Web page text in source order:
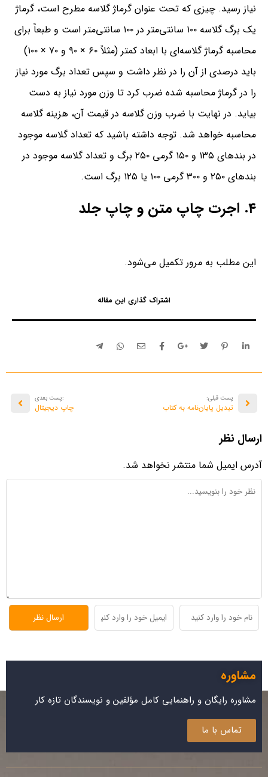
نیاز رسید. چیزی که تحت عنوان گرماژ گلاسه مطرح است، گرماژ
یک برگ گلاسه ۱۰۰ سانتی‌متر در ۱۰۰ سانتی‌متر است و طبعاً‌ برای
محاسبه گرماژ گلاسه‌ای با ابعاد کمتر (مثلاً ۶۰ × ۹۰ و ۷۰ × ۱۰۰)
باید درصدی از آن را در نظر داشت و سپس تعداد برگ مورد نیاز
را در گرماژ محاسبه شده ضرب کرد تا وزن مورد نیاز به دست
بیاید. در نهایت با ضرب وزن گلاسه در قیمت آن، هزینه گلاسه
محاسبه خواهد شد. توجه داشته باشید که تعداد گلاسه موجود
در بندهای ۱۳۵ و ۱۵۰ گرمی ۲۵۰ برگ و تعداد گلاسه موجود در
بندهای ۲۵۰ و ۳۰۰ گرمی ۱۰۰ یا ۱۲۵ برگ است.
۴. اجرت چاپ متن و چاپ جلد
این مطلب به مرور تکمیل می‌شود.
اشتراک گذاری این مقاله
پست قبلی:
تبدیل پایا‌ن‌نامه به کتاب
:پست بعدی
چاپ دیجیتال
ارسال نظر
آدرس ایمیل شما منتشر نخواهد شد.
مشاوره
مشاوره رایگان و راهنمایی کامل مؤلفین و نویسندگان تازه کار
تماس با ما